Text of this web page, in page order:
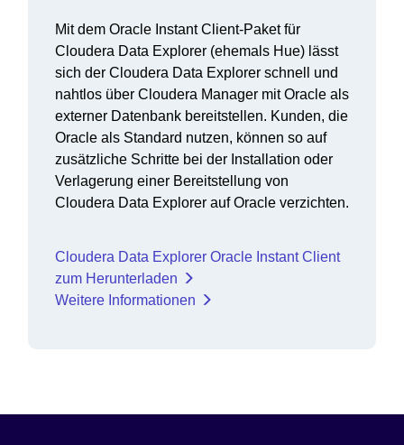
Mit dem Oracle Instant Client-Paket für
Cloudera Data Explorer (ehemals Hue) lässt
sich der Cloudera Data Explorer schnell und
nahtlos über Cloudera Manager mit Oracle als
externer Datenbank bereitstellen. Kunden, die
Oracle als Standard nutzen, können so auf
zusätzliche Schritte bei der Installation oder
Verlagerung einer Bereitstellung von
Cloudera Data Explorer auf Oracle verzichten.
Cloudera Data Explorer Oracle Instant Client
zum Herunterladen
Weitere Informationen